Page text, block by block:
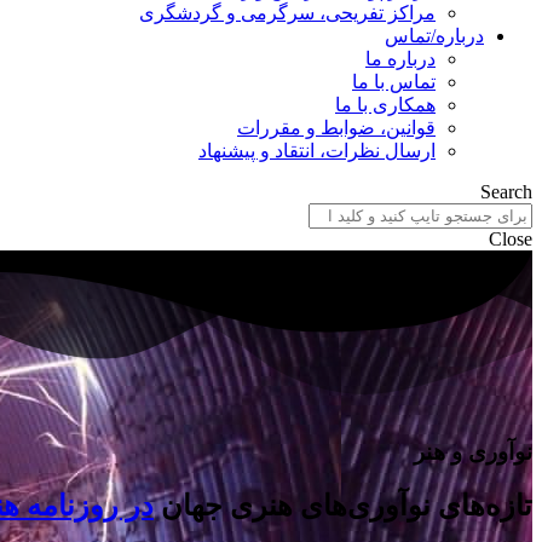
مراکز تفریحی، سرگرمی و گردشگری
درباره/تماس
درباره ما
تماس با ما
همکاری با ما
قوانین، ضوابط و مقررات
ارسال نظرات، انتقاد و پیشنهاد
Search
Close
نوآوری و هنر
تازه‌های نوآوری‌های هنری جهاندر روزنامه